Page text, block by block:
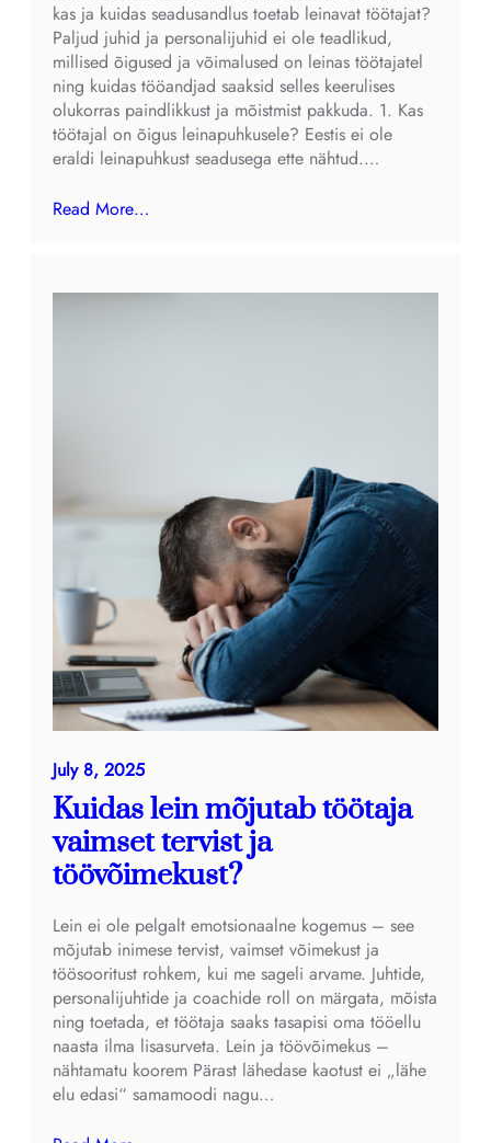
kas ja kuidas seadusandlus toetab leinavat töötajat?
Paljud juhid ja personalijuhid ei ole teadlikud,
millised õigused ja võimalused on leinas töötajatel
ning kuidas tööandjad saaksid selles keerulises
olukorras paindlikkust ja mõistmist pakkuda. 1. Kas
töötajal on õigus leinapuhkusele? Eestis ei ole
eraldi leinapuhkust seadusega ette nähtud.…
Read More…
July 8, 2025
Kuidas lein mõjutab töötaja
vaimset tervist ja
töövõimekust?
Lein ei ole pelgalt emotsionaalne kogemus – see
mõjutab inimese tervist, vaimset võimekust ja
töösooritust rohkem, kui me sageli arvame. Juhtide,
personalijuhtide ja coachide roll on märgata, mõista
ning toetada, et töötaja saaks tasapisi oma tööellu
naasta ilma lisasurveta. Lein ja töövõimekus –
nähtamatu koorem Pärast lähedase kaotust ei „lähe
elu edasi“ samamoodi nagu…